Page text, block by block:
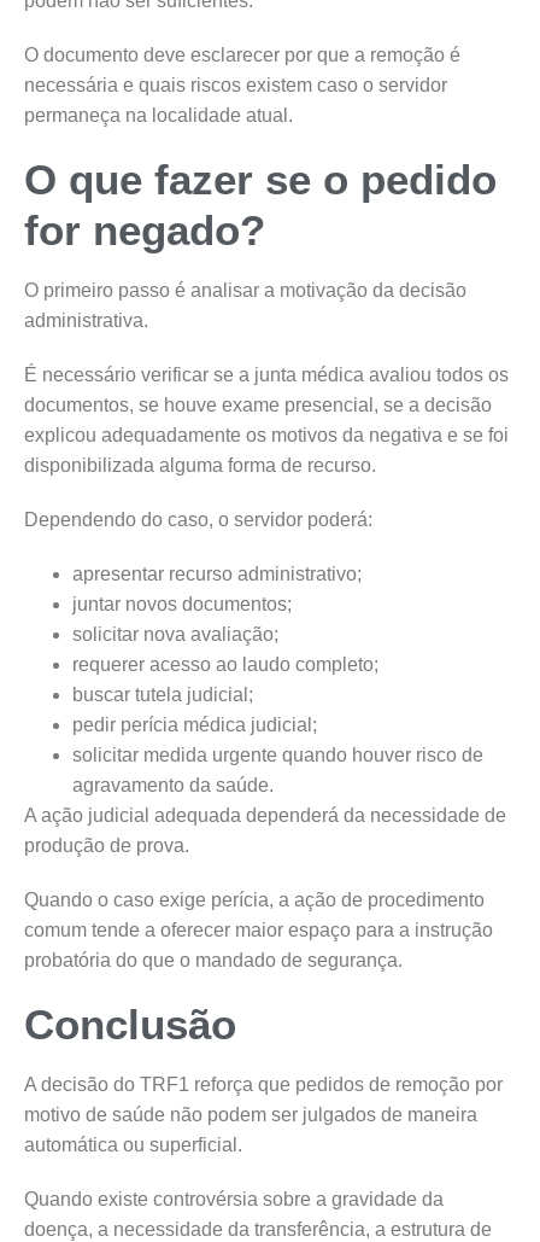
O documento deve esclarecer por que a remoção é
necessária e quais riscos existem caso o servidor
permaneça na localidade atual.
O que fazer se o pedido
for negado?
O primeiro passo é analisar a motivação da decisão
administrativa.
É necessário verificar se a junta médica avaliou todos os
documentos, se houve exame presencial, se a decisão
explicou adequadamente os motivos da negativa e se foi
disponibilizada alguma forma de recurso.
Dependendo do caso, o servidor poderá:
apresentar recurso administrativo;
juntar novos documentos;
solicitar nova avaliação;
requerer acesso ao laudo completo;
buscar tutela judicial;
pedir perícia médica judicial;
solicitar medida urgente quando houver risco de
agravamento da saúde.
A ação judicial adequada dependerá da necessidade de
produção de prova.
Quando o caso exige perícia, a ação de procedimento
comum tende a oferecer maior espaço para a instrução
probatória do que o mandado de segurança.
Conclusão
A decisão do TRF1 reforça que pedidos de remoção por
motivo de saúde não podem ser julgados de maneira
automática ou superficial.
Quando existe controvérsia sobre a gravidade da
doença, a necessidade da transferência, a estrutura de